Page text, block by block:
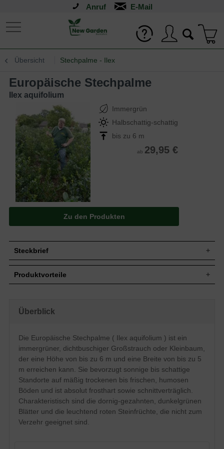
Anruf
Übersicht Stechpalme - Ilex
Europäische Stechpalme
Ilex aquifolium
Immergrün
Halbschattig-schattig
bis zu 6 m
ab 29,95 €
Zu den Produkten
Steckbrief
Zuwachs
Wuchsform
Blatt
gezahnter Rand, dunkelgrün, 3 bis 8 cm
lang
Frucht
Leuchtend rote Steinfrüchte, nicht zum
Verzehr geeignet
Blüte
Weiß, im Mai und Juni
Boden
Mäßig trockene bis frische, humose
Untergründe
Standort
Sonnig bis schattig
Verwendung
Heckenpflanze, Einzelelement,
Produktvorteile
robust
undurchdringliche Hecke (sticht)
gut frosthart und windfest
verträgt keine Staunässe
langsamwüchsig
Überblick
Die Europäische Stechpalme ( Ilex aquifolium ) ist ein
immergrüner, dichtbuschiger Großstrauch oder Kleinbaum,
der eine Höhe von bis zu 6 m und eine Breite von bis zu 5
m erreichen kann. Sie bevorzugt sonnige bis schattige
Standorte auf mäßig trockenen bis frischen, humosen
Böden und ist absolut frosthart sowie schnittverträglich.
Charakteristisch sind die dornig-gezahnten, dunkelgrünen
Blätter und die leuchtend roten Steinfrüchte, die nicht zum
Verzehr geeignet sind.